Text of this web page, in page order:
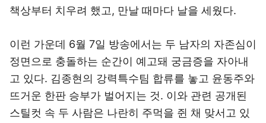
책상부터 치우려 했고, 만날 때마다 날을 세웠다.
이런 가운데 6월 7일 방송에서는 두 남자의 자존심이
정면으로 충돌하는 순간이 예고돼 궁금증을 자아내
고 있다. 김종현의 강력특수팀 합류를 놓고 윤동주와
뜨거운 한판 승부가 벌어지는 것. 이와 관련 공개된
스틸컷 속 두 사람은 나란히 주먹을 쥔 채 맞서고 있